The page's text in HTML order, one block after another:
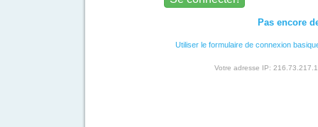
Pas encore
Utiliser le formulaire de connexion
Votre adresse IP: